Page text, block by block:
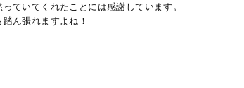
ていてくれたことには感謝しています。
ん張れますよね！